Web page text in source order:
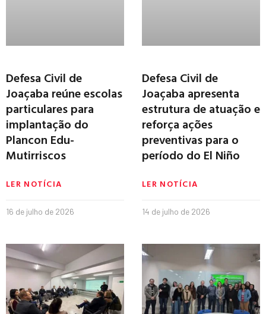
Defesa Civil de
Joaçaba reúne escolas
particulares para
implantação do
Plancon Edu-
Mutirriscos
LER NOTÍCIA
16 de julho de 2026
Defesa Civil de
Joaçaba apresenta
estrutura de atuação e
reforça ações
preventivas para o
período do El Niño
LER NOTÍCIA
14 de julho de 2026